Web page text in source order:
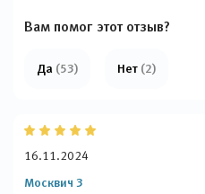
Вам помог этот отзыв?
Да (53) Нет (2)
Москвич 3
16.11.2024